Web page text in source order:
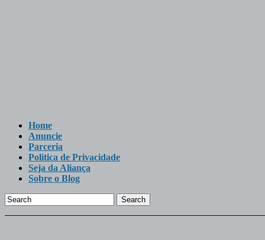
Home
Anuncie
Parceria
Politica de Privacidade
Seja da Aliança
Sobre o Blog
Search